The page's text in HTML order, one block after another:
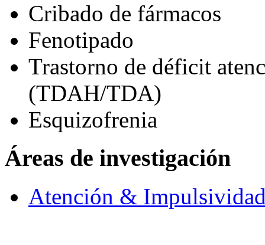
Cribado de fármacos
Fenotipado
Trastorno de déficit
(TDAH/TDA)
Esquizofrenia
Áreas de investigación
Atención &